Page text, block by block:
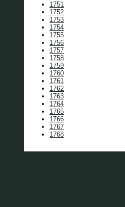
1751
1752
1753
1754
1755
1756
1757
1758
1759
1760
1761
1762
1763
1764
1765
1766
1767
1768